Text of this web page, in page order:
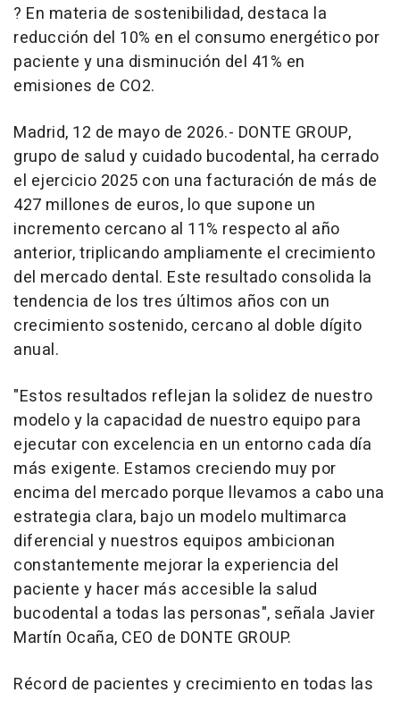
? En materia de sostenibilidad, destaca la
reducción del 10% en el consumo energético por
paciente y una disminución del 41% en
emisiones de CO2.
Madrid, 12 de mayo de 2026.- DONTE GROUP,
grupo de salud y cuidado bucodental, ha cerrado
el ejercicio 2025 con una facturación de más de
427 millones de euros, lo que supone un
incremento cercano al 11% respecto al año
anterior, triplicando ampliamente el crecimiento
del mercado dental. Este resultado consolida la
tendencia de los tres últimos años con un
crecimiento sostenido, cercano al doble dígito
anual.
"Estos resultados reflejan la solidez de nuestro
modelo y la capacidad de nuestro equipo para
ejecutar con excelencia en un entorno cada día
más exigente. Estamos creciendo muy por
encima del mercado porque llevamos a cabo una
estrategia clara, bajo un modelo multimarca
diferencial y nuestros equipos ambicionan
constantemente mejorar la experiencia del
paciente y hacer más accesible la salud
bucodental a todas las personas", señala Javier
Martín Ocaña, CEO de DONTE GROUP.
Récord de pacientes y crecimiento en todas las